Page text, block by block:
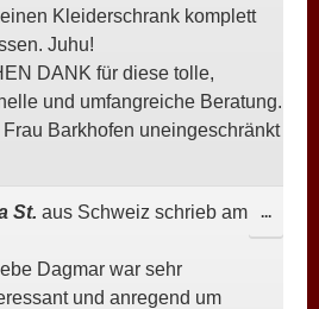
Kleiderschrank komplett
Juhu!
DANK für diese tolle,
und umfangreiche Beratung.
Barkhofen uneingeschränkt
St. aus Schweiz schrieb am
Dagmar war sehr
und anregend um
...DIESE